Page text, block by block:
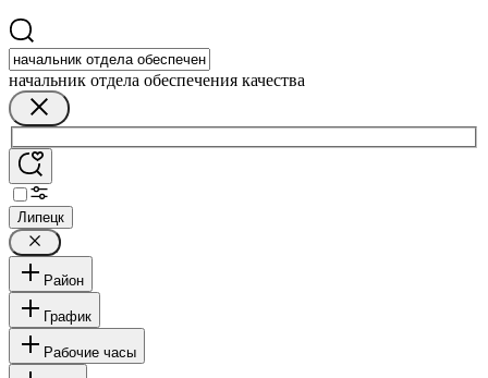
начальник отдела обеспечения качества
Липецк
Район
График
Рабочие часы